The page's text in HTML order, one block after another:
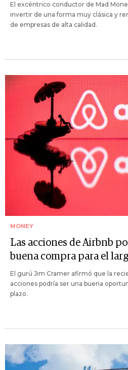
El excéntrico conductor de Mad
invertir de una forma muy clásica y
de empresas de alta calidad.
MONEY
Las acciones de Airbnb
buena compra para el
El gurú Jim Cramer afirmó que la
acciones podría ser una buena
plazo.